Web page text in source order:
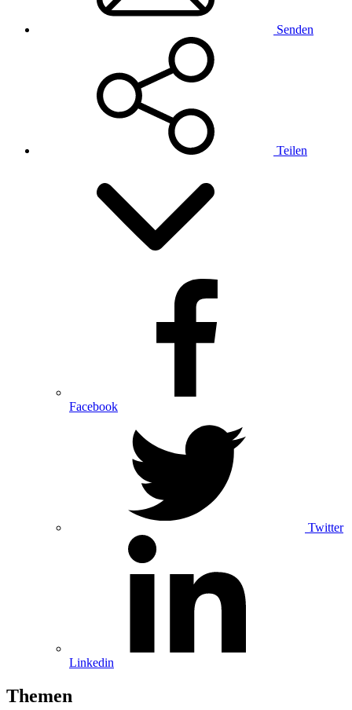
Senden
Teilen
Facebook
Twitter
Linkedin
Themen